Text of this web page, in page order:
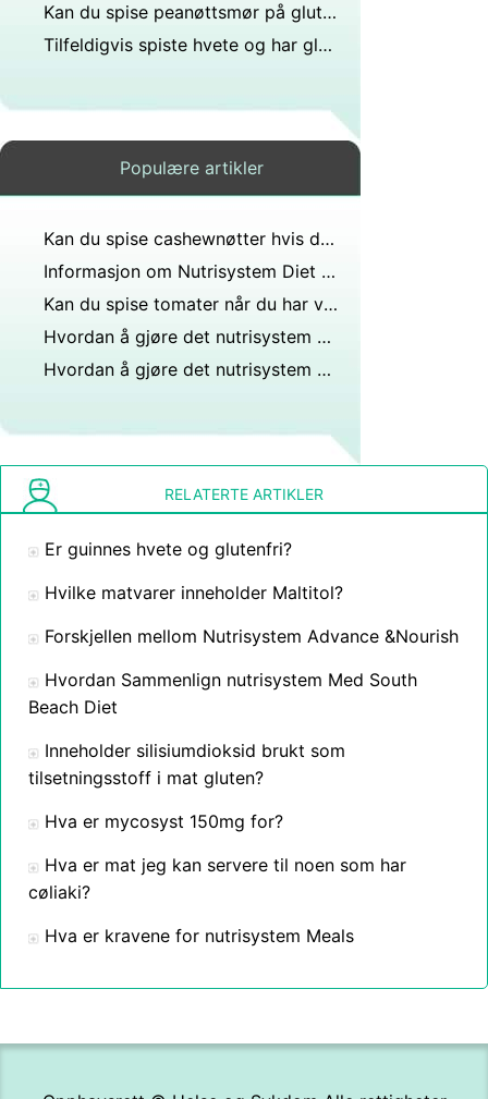
Kan du spise peanøttsmør på glutenfri diett?
Tilfeldigvis spiste hvete og har glutenintoleranse?
Populære artikler
Kan du spise cashewnøtter hvis du har revmatoid artritt?
Informasjon om Nutrisystem Diet Plan
Kan du spise tomater når du har vannkopper?
Hvordan å gjøre det nutrisystem kvinner Program
Hvordan å gjøre det nutrisystem menn Program
RELATERTE ARTIKLER
Er guinnes hvete og glutenfri?
Hvilke matvarer inneholder Maltitol?
Forskjellen mellom Nutrisystem Advance &Nourish
Hvordan Sammenlign nutrisystem Med South
Beach Diet
Inneholder silisiumdioksid brukt som
tilsetningsstoff i mat gluten?
Hva er mycosyst 150mg for?
Hva er mat jeg kan servere til noen som har
cøliaki?
Hva er kravene for nutrisystem Meals